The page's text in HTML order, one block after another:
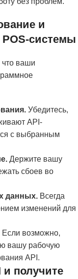
и
системы
что ваши
Убедитесь,
API-
с выбранным
Держите вашу
сбоев во
данных. Всегда
изменений для
Если возможно,
вашу рабочую
API.
получите